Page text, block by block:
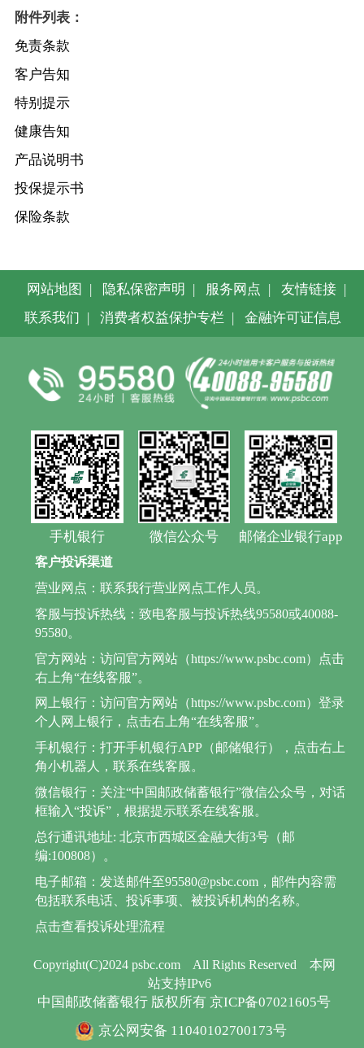
附件列表：
免责条款
客户告知
特别提示
健康告知
产品说明书
投保提示书
保险条款
网站地图 隐私保密声明 服务网点 友情链接
联系我们
消费者权益保护专栏 金融许可证信息
手机银行 微信公众号 邮储企业银行app
Copyright(C)2024 psbc.com All Rights Reserved
本网
站支持IPv6
中国邮政储蓄银行 版权所有 京ICP备07021605号
京公网安备 11040102700173号
客户投诉渠道
营业网点：联系我行营业网点工作人员。
客服与投诉热线：致电客服与投诉热线95580或40088-
95580。
官方网站：访问官方网站（https://www.psbc.com）点击
右上角“在线客服”。
网上银行：访问官方网站（https://www.psbc.com）登录
个人网上银行，点击右上角“在线客服”。
手机银行：打开手机银行APP（邮储银行），点击右上
角小机器人，联系在线客服。
微信银行：关注“中国邮政储蓄银行”微信公众号，对话
框输入“投诉”，根据提示联系在线客服。
总行通讯地址: 北京市西城区金融大街3号（邮
编:100808）。
电子邮箱：发送邮件至95580@psbc.com，邮件内容需
包括联系电话、投诉事项、被投诉机构的名称。
点击查看投诉处理流程